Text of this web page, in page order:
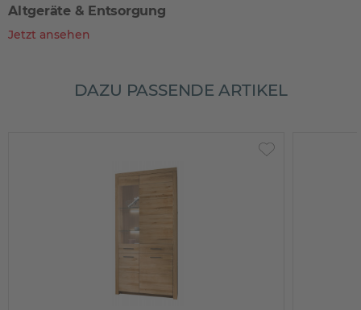
Altgeräte & Entsorgung
Jetzt ansehen
DAZU PASSENDE ARTIKEL